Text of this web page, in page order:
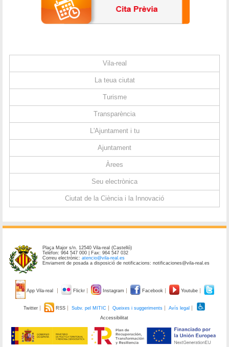
Vila-real
La teua ciutat
Turisme
Transparència
L'Ajuntament i tu
Ajuntament
Àrees
Seu electrònica
Ciutat de la Ciència i la Innovació
Plaça Major s/n. 12540 Vila-real (Castelló)
Telèfon: 964 547 000 | Fax: 964 547 032
Correu electrònic:atencio@vila-real.es
Enviament de posada a disposició de notificacions: notificaciones@vila-real.es
App Vila-real Flickr Instagram Facebook Youtube
Twitter RSS Subv. pel MITIC Queixes i suggeriments
Avís legal
Accessibilitat